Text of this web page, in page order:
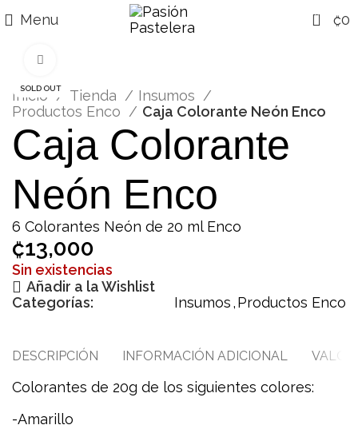
Menu 0 ₡0
SOLD OUT
Inicio Tienda
Insumos
Productos Enco
Caja Colorante Neón Enco
Caja Colorante
Neón Enco
6 Colorantes Neón de 20 ml Enco
₡13,000
Sin existencias
Añadir a la Wishlist
Categorías:
Insumos,Productos Enco
DESCRIPCIÓN INFORMACIÓN ADICIONAL
Colorantes de 20g de los siguientes colores:
-Amarillo